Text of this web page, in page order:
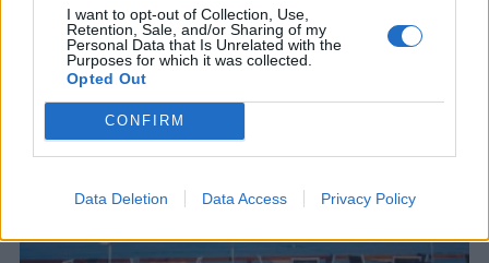
I want to opt-out of Collection, Use,
Retention, Sale, and/or Sharing of my
Personal Data that Is Unrelated with the
Purposes for which it was collected.
Opted Out
CONFIRM
Data Deletion Data Access Privacy Policy